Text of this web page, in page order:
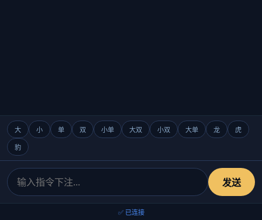
大 小 单 双 小单 大双 小双 大单 龙
虎
豹
发送
✅ 已连接